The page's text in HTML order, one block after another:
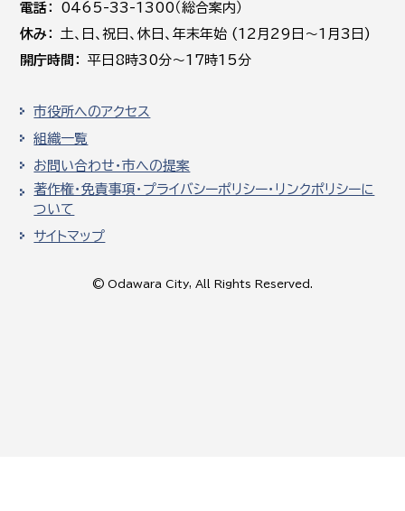
電話
0465-33-1300（総合案内）
休み
土､日､祝日、休日、年末年始 (12月29日～1月3日)
開庁時間
平日8時30分～17時15分
市役所へのアクセス
組織一覧
お問い合わせ・市への提案
著作権・免責事項・プライバシーポリシー・リンクポリシーに
ついて
サイトマップ
© Odawara City, All Rights Reserved.